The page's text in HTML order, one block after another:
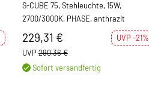
S-CUBE 75, Stehleuchte, 15W,
2700/3000K, PHASE, anthrazit
229,31 €
UVP -21%
UVP 290,36 €
Sofort versandfertig